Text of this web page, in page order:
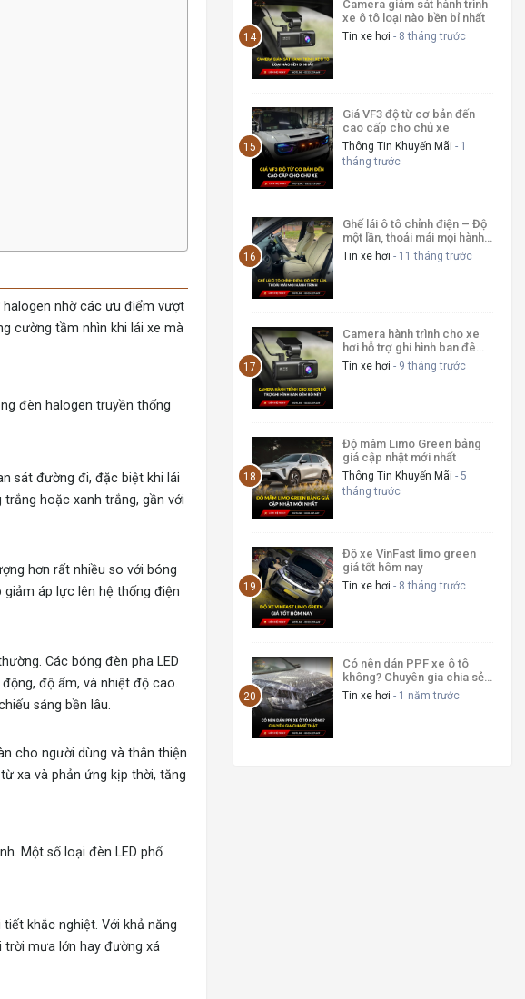
halogen nhờ các ưu điểm vượt
cường tầm nhìn khi lái xe mà
đèn halogen truyền thống
sát đường đi, đặc biệt khi lái
hoặc xanh trắng, gần với
hơn rất nhiều so với bóng
áp lực lên hệ thống điện
Các bóng đèn pha LED
độ ẩm, và nhiệt độ cao.
sáng bền lâu.
cho người dùng và thân thiện
xa và phản ứng kịp thời, tăng
Một số loại đèn LED phổ
khắc nghiệt. Với khả năng
trời mưa lớn hay đường xá
Camera giám sát hành trình
xe ô tô loại nào bền bỉ nhất
Tin xe hơi - 8 tháng trước
Giá VF3 độ từ cơ bản đến
cao cấp cho chủ xe
Thông Tin Khuyến Mãi - 1
tháng trước
Ghế lái ô tô chỉnh điện – Độ
một lần, thoải mái mọi hành
trình
Tin xe hơi - 11 tháng trước
Camera hành trình cho xe
hơi hỗ trợ ghi hình ban đêm
rõ nét
Tin xe hơi - 9 tháng trước
Độ mâm Limo Green bảng
giá cập nhật mới nhất
Thông Tin Khuyến Mãi - 5
tháng trước
Độ xe VinFast limo green
giá tốt hôm nay
Tin xe hơi - 8 tháng trước
Có nên dán PPF xe ô tô
không? Chuyên gia chia sẻ
thật
Tin xe hơi - 1 năm trước